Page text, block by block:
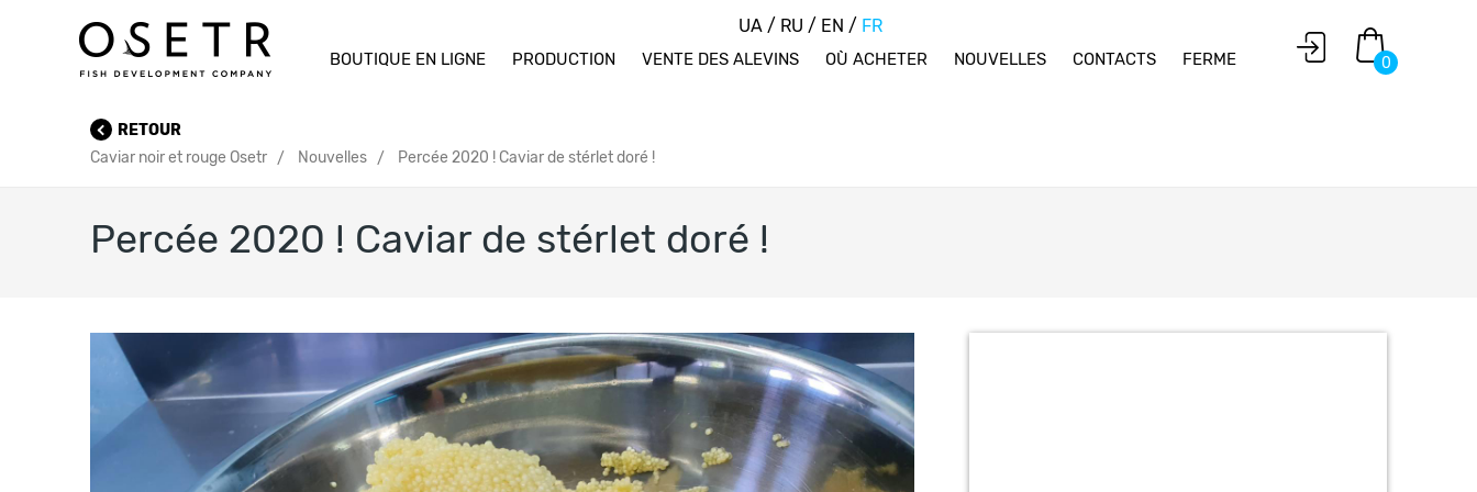
0
BOUTIQUE EN LIGNE PRODUCTION VENTE DES ALEVINS OÙ ACHETER NOUVELLES CONTACTS FERME
UA / RU / EN / FR
RETOUR
Caviar noir et rouge Osetr
Nouvelles Percée 2020 ! Caviar de stérlet doré !
Percée 2020 ! Caviar de stérlet doré !